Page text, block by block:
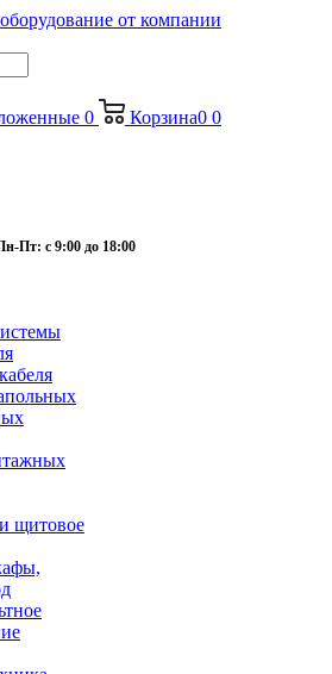
0 Корзина0 0
Пт: с 9:00 до 18:00
щитовое